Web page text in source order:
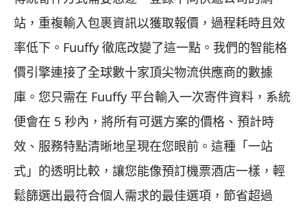
站，重複輸入包裹資訊以獲取報價，過程耗時且效
率低下。Fuuffy 徹底改變了這一點。我們的智能格
價引擎連接了全球數十家頂尖物流供應商的數據
庫。您只需在 Fuuffy 平台輸入一次寄件資料，系統
便會在 5 秒內，將所有可選方案的價格、預計時
效、服務特點清晰地呈現在您眼前。這種「一站
式」的透明比較，讓您能像預訂機票酒店一樣，輕
鬆篩選出最符合個人需求的最佳選項，節省超過